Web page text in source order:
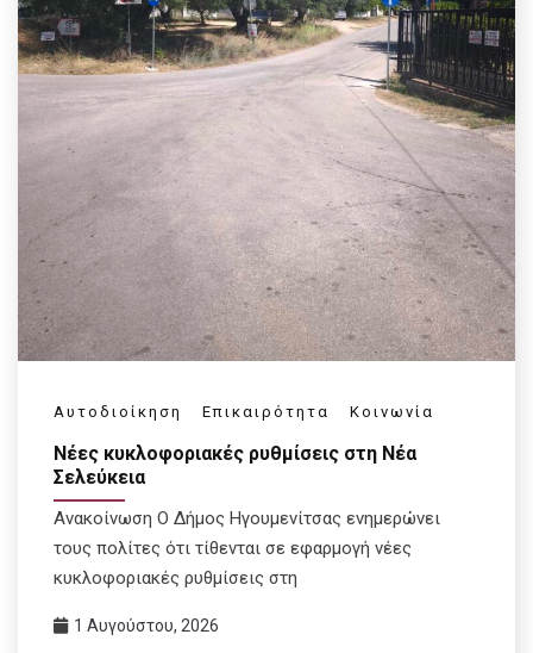
Αυτοδιοίκηση Επικαιρότητα Κοινωνία
Νέες κυκλοφοριακές ρυθμίσεις στη Νέα
Σελεύκεια
Ανακοίνωση Ο Δήμος Ηγουμενίτσας ενημερώνει
τους πολίτες ότι τίθενται σε εφαρμογή νέες
κυκλοφοριακές ρυθμίσεις στη
1 Αυγούστου, 2026